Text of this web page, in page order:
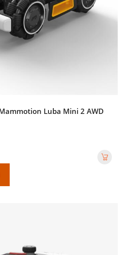
Luba Mini 2 AWD